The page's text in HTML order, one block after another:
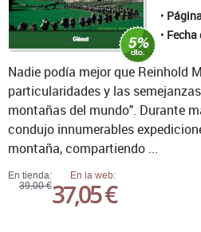
Fecha
En tienda:
39,00 €
En la web:
37,05 €
Nadie podía mejor que Reinhold
particularidades y las
montañas del mundo". Durante
condujo innumerables
montaña, compartiendo ...